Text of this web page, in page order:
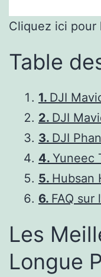
Cliquez ici pour
Table
1. DJI
2. DJI
3. DJI
4. Yuneec
5. Hubsan
6. FAQ sur
Les
Longue